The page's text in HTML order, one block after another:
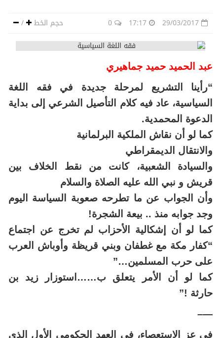
حجم الخط / 29/03/2017
17:17
0
عبد الحميد حميد جماهيري
“رأينا التشريع لمرحلة جديدة في فقه اللغة
السياسية، عاد فيه كلام التأصيل الشرعي إلى بداية
الدعوة المحمدية.
كما لو أن نقاش الملكية البرلمانية
والانتقال الديمقراطي
والسيادة الشعبية، كانت من نقط الخلاف بين
قريش و نبي الله عليه الصلاة والسلام
وأن الجواب عن ما تطرحه صعوبة السياسة اليوم
وجد جوابه منذ .. بيعة الشجرة!
كما لو أن إشكالية الأحزاب لم تخرج عن اجتماع
“‏كفار ‏مكة ‏مع ‏غطفان ‏وبني ‏قريظة ‏وأوباش ‏العرب
‏على ‏حرب ‏المسلمين…”
كما لو أن الأمر يتعلق ب……استوزار زيد بن
حارثة !”
—–
في عز الاستعصاء، في العهد الحكومي الأول الذي